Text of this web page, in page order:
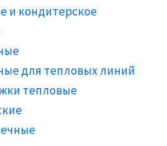
и кондитерское
для тепловых линий
тепловые